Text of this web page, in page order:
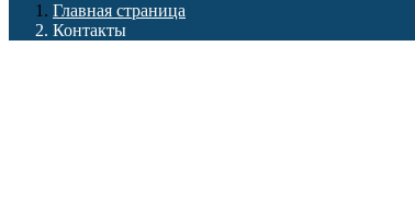
Главная страница
Контакты